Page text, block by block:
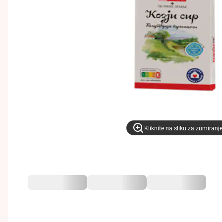
Kliknite na sliku za zumiranje